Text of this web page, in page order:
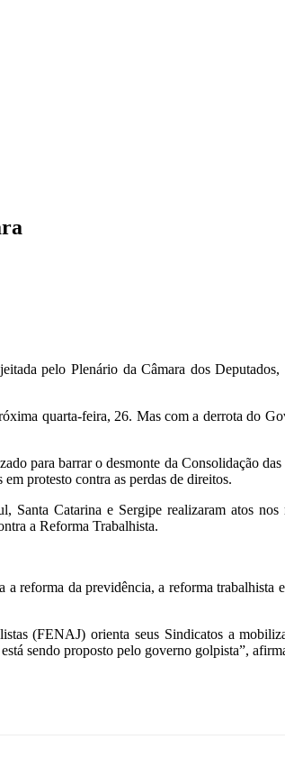
pelo Plenário da Câmara dos
quarta-feira, 26. Mas com a derrota do
para barrar o desmonte da Consolidação
protesto contra as perdas de direitos.
Catarina e Sergipe realizaram atos
a Reforma Trabalhista.
reforma da previdência, a reforma
(FENAJ) orienta seus Sindicatos a
sendo proposto pelo governo golpista”,